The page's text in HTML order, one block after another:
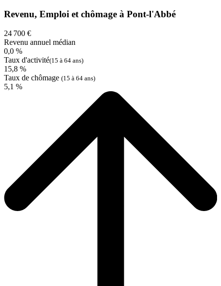
Revenu, Emploi et chômage à Pont-l'Abbé
24 700 €
Revenu annuel médian
0,0 %
Taux d'activité(15 à 64 ans)
15,8 %
Taux de chômage (15 à 64 ans)
5,1 %